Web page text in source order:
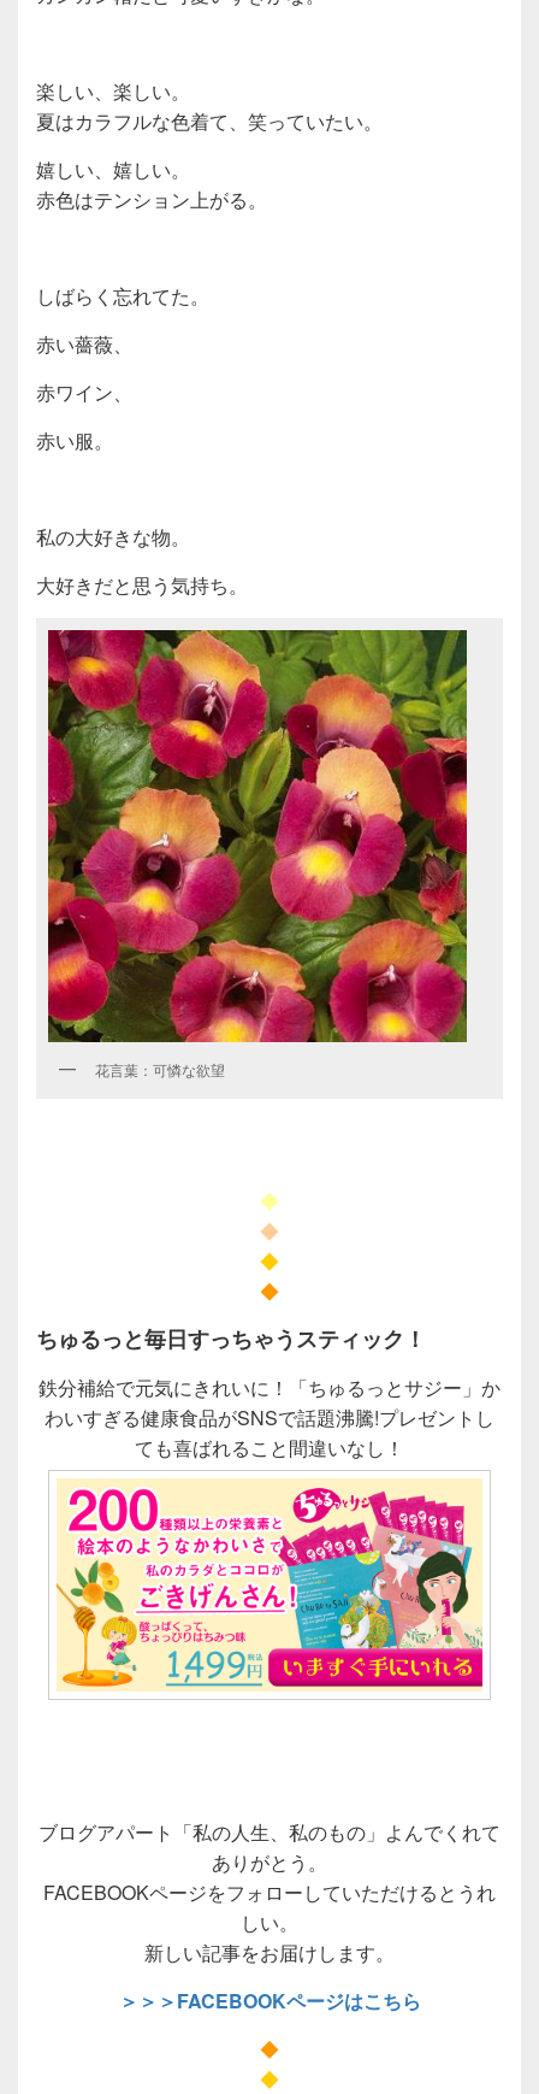
楽しい、楽しい。
夏はカラフルな色着て、笑っていたい。
嬉しい、嬉しい。
赤色はテンション上がる。
しばらく忘れてた。
赤い薔薇、
赤ワイン、
赤い服。
私の大好きな物。
大好きだと思う気持ち。
花言葉：可憐な欲望
◆
◆
◆
◆
ちゅるっと毎日すっちゃうスティック！
鉄分補給で元気にきれいに！「ちゅるっとサジー」か
わいすぎる健康食品がSNSで話題沸騰!プレゼントし
ても喜ばれること間違いなし！
ブログアパート「私の人生、私のもの」よんでくれて
ありがとう。
FACEBOOKページをフォローしていただけるとうれ
しい。
新しい記事をお届けします。
＞＞＞FACEBOOKページはこちら
◆
◆